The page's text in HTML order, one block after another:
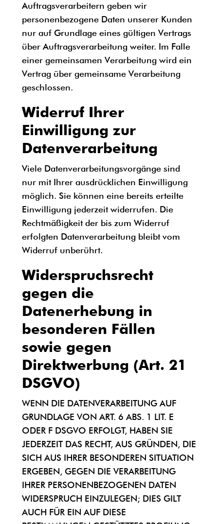
Auftragsverarbeitern geben wir
personenbezogene Daten unserer Kunden
nur auf Grundlage eines gültigen Vertrags
über Auftragsverarbeitung weiter. Im Falle
einer gemeinsamen Verarbeitung wird ein
Vertrag über gemeinsame Verarbeitung
geschlossen.
Widerruf Ihrer
Einwilligung zur
Datenverarbeitung
Viele Datenverarbeitungsvorgänge sind
nur mit Ihrer ausdrücklichen Einwilligung
möglich. Sie können eine bereits erteilte
Einwilligung jederzeit widerrufen. Die
Rechtmäßigkeit der bis zum Widerruf
erfolgten Datenverarbeitung bleibt vom
Widerruf unberührt.
Widerspruchsrecht
gegen die
Datenerhebung in
besonderen Fällen
sowie gegen
Direktwerbung (Art. 21
DSGVO)
WENN DIE DATENVERARBEITUNG AUF
GRUNDLAGE VON ART. 6 ABS. 1 LIT. E
ODER F DSGVO ERFOLGT, HABEN SIE
JEDERZEIT DAS RECHT, AUS GRÜNDEN, DIE
SICH AUS IHRER BESONDEREN SITUATION
ERGEBEN, GEGEN DIE VERARBEITUNG
IHRER PERSONENBEZOGENEN DATEN
WIDERSPRUCH EINZULEGEN; DIES GILT
AUCH FÜR EIN AUF DIESE